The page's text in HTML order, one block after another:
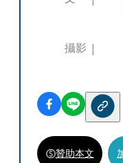
攝影
贊助本文